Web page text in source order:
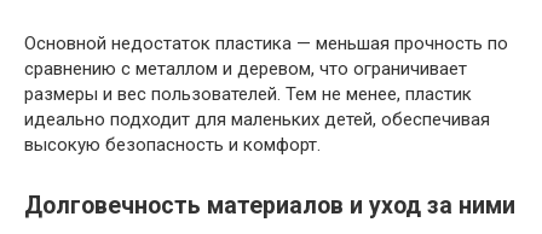
Основной недостаток пластика — меньшая прочность по
сравнению с металлом и деревом, что ограничивает
размеры и вес пользователей. Тем не менее, пластик
идеально подходит для маленьких детей, обеспечивая
высокую безопасность и комфорт.
Долговечность материалов и уход за ними